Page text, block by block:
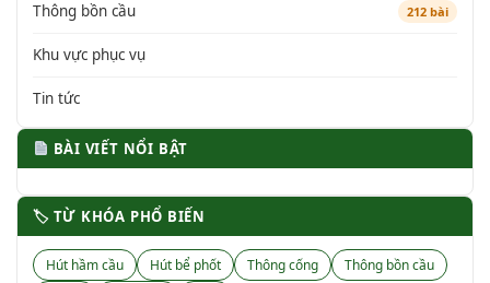
Thông bồn cầu 212 bài
Khu vực phục vụ
Tin tức
BÀI VIẾT NỔI BẬT
🏷 TỪ KHÓA PHỔ BIẾN
Hút hầm cầu Hút bể phốt Thông cống
Thông bồn cầu